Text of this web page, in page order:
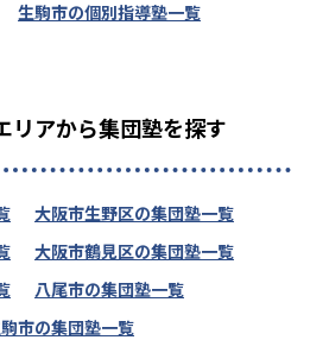
生駒市の個別指導塾一覧
リアから集団塾を探す
大阪市生野区の集団塾一覧
大阪市鶴見区の集団塾一覧
八尾市の集団塾一覧
市の集団塾一覧